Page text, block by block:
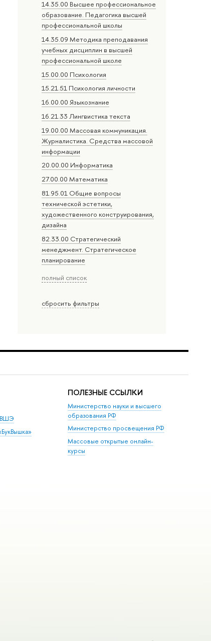
14.35.00 Высшее профессиональное
образование. Педагогика высшей
профессиональной школы
14.35.09 Методика преподавания
учебных дисциплин в высшей
профессиональной школе
15.00.00 Психология
15.21.51 Психология личности
16.00.00 Языкознание
16.21.33 Лингвистика текста
19.00.00 Массовая коммуникация.
Журналистика. Средства массовой
информации
20.00.00 Информатика
27.00.00 Математика
81.95.01 Общие вопросы
технической эстетики,
художественного конструирования,
дизайна
82.33.00 Стратегический
менеджмент. Стратегическое
планирование
полный список
сбросить фильтры
ВШЭ
ПОЛЕЗНЫЕ ССЫЛКИ
Министерство науки и высшего
образования РФ
Министерство просвещения РФ
Массовые открытые онлайн-
курсы